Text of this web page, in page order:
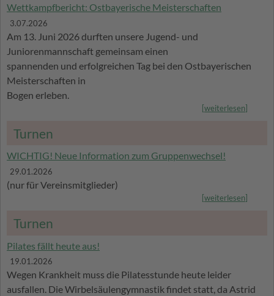
Wettkampfbericht: Ostbayerische Meisterschaften
3.07.2026
Am 13. Juni 2026 durften unsere Jugend- und
Juniorenmannschaft gemeinsam einen
spannenden und erfolgreichen Tag bei den Ostbayerischen
Meisterschaften in
Bogen erleben.
[weiterlesen]
Turnen
WICHTIG! Neue Information zum Gruppenwechsel!
29.01.2026
(nur für Vereinsmitglieder)
[weiterlesen]
Turnen
Pilates fällt heute aus!
19.01.2026
Wegen Krankheit muss die Pilatesstunde heute leider
ausfallen. Die Wirbelsäulengymnastik findet statt, da Astrid